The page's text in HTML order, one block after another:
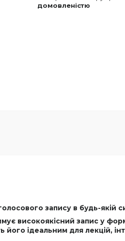
домовленістю
запису в будь-якій
високоякісний запис у
ідеальним для лекцій,